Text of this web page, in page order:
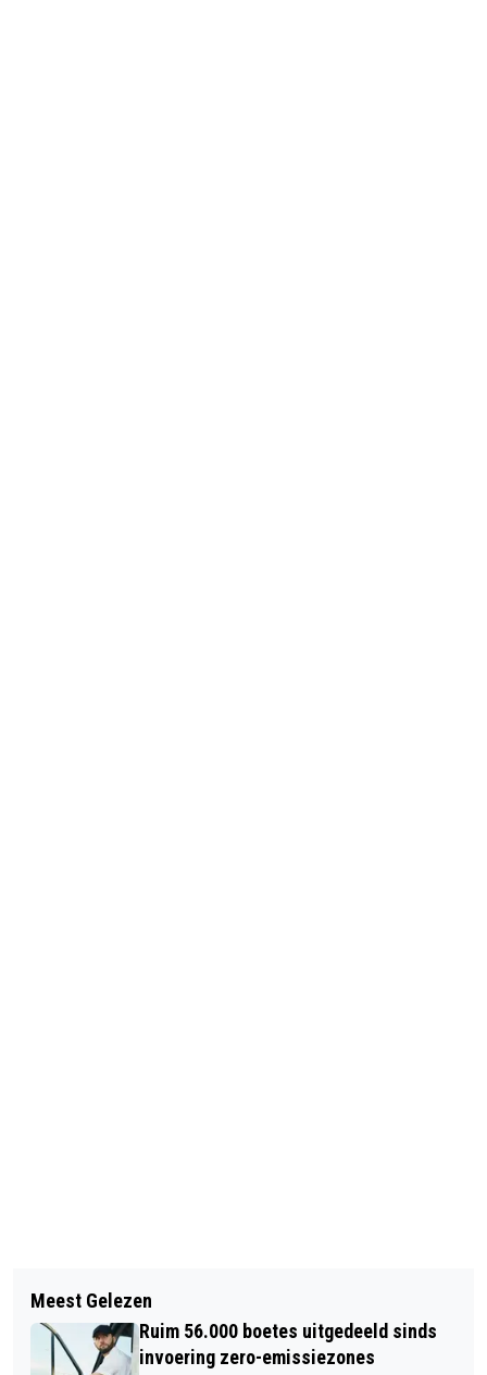
ING SCHRAPT 1700 BANEN IN
NEDERLAND; BONDEN GESCHOKT
VVD WIL INITIATIEFWET TEGEN
BEPERKING INHUREN ZZP'ERS
Meest Gelezen
Ruim 56.000 boetes uitgedeeld sinds
invoering zero-emissiezones